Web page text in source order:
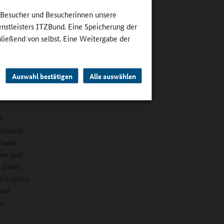
und Besucherinnen unsere
ITZBund. Eine Speicherung der
von selbst. Eine Weitergabe der
Auswahl bestätigen Alle auswählen
sollen
zeitlich
und
zeigten